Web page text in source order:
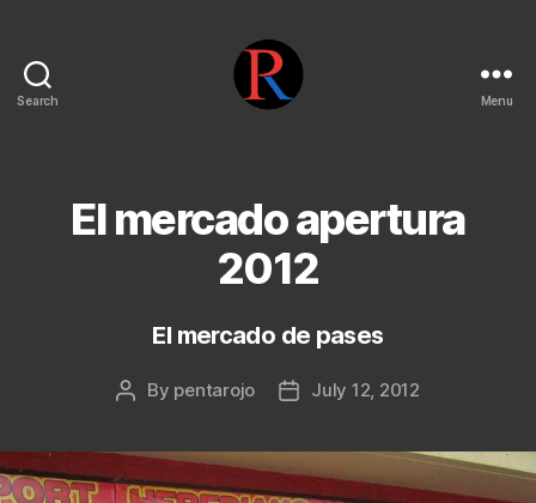
Search Menu
El mercado apertura
2012
El mercado de pases
Post
By pentarojo
PostJuly 12, 2012